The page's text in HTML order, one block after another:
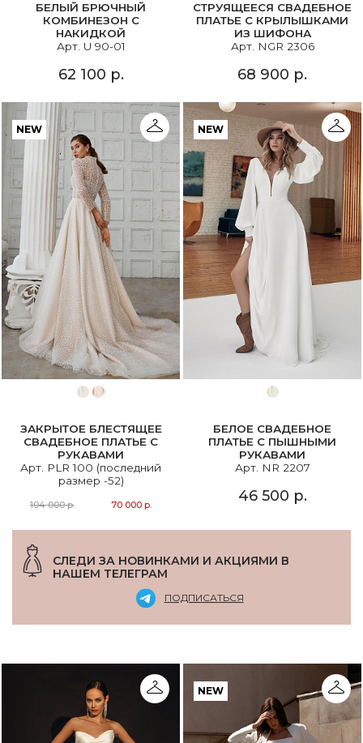
БЕЛЫЙ БРЮЧНЫЙ
КОМБИНЕЗОН С
НАКИДКОЙ
Арт. U 90-01
62 100 р.
СТРУЯЩЕЕСЯ СВАДЕБНОЕ
ПЛАТЬЕ С КРЫЛЫШКАМИ
ИЗ ШИФОНА
Арт. NGR 2306
68 900 р.
NEW
ЗАКРЫТОЕ БЛЕСТЯЩЕЕ
СВАДЕБНОЕ ПЛАТЬЕ С
РУКАВАМИ
Арт. PLR 100 (последний
размер -52)
104 000 р. 70 000 р.
NEW
БЕЛОЕ СВАДЕБНОЕ
ПЛАТЬЕ С ПЫШНЫМИ
РУКАВАМИ
Арт. NR 2207
46 500 р.
СЛЕДИ ЗА НОВИНКАМИ И АКЦИЯМИ В
НАШЕМ ТЕЛЕГРАМ
ПОДПИСАТЬСЯ
NEW